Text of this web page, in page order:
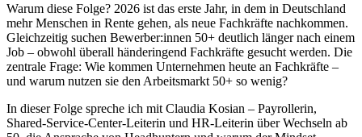
Warum diese Folge? 2026 ist das erste Jahr, in dem in Deutschland
mehr Menschen in Rente gehen, als neue Fachkräfte nachkommen.
Gleichzeitig suchen Bewerber:innen 50+ deutlich länger nach einem
Job – obwohl überall händeringend Fachkräfte gesucht werden. Die
zentrale Frage: Wie kommen Unternehmen heute an Fachkräfte –
und warum nutzen sie den Arbeitsmarkt 50+ so wenig?
In dieser Folge spreche ich mit Claudia Kosian – Payrollerin,
Shared-Service-Center-Leiterin und HR-Leiterin über Wechseln ab